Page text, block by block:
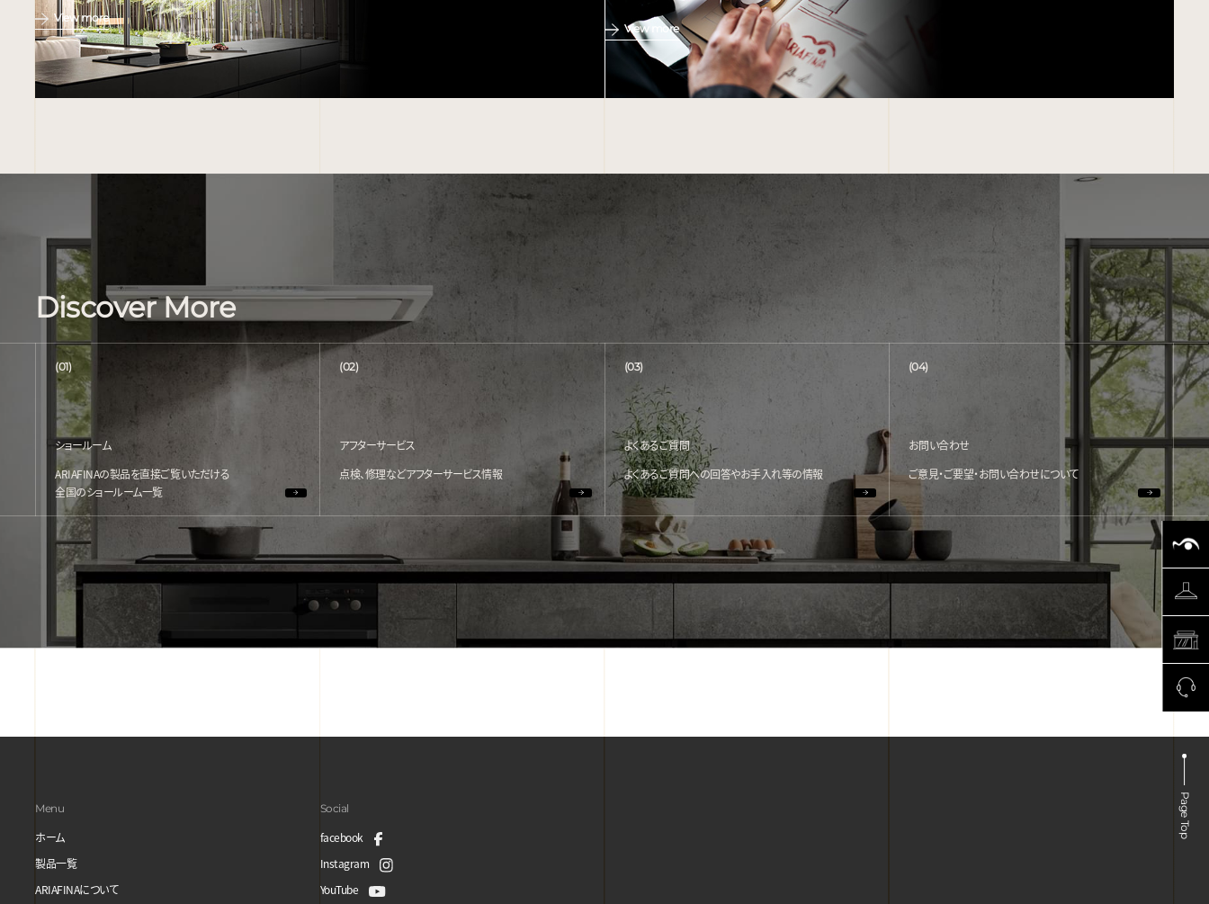
View more
View more
Discover More
(01)
ショールーム
ARIAFINAの製品を直接ご覧いただける
全国のショールーム一覧
(02)
アフターサービス
点検、修理などアフターサービス情報
(03)
よくあるご質問
よくあるご質問への回答やお手入れ等の情報
(04)
お問い合わせ
ご意見・ご要望・お問い合わせについて
Page Top
Menu
ホーム
製品一覧
ARIAFINAについて
Social
facebook
Instagram
YouTube